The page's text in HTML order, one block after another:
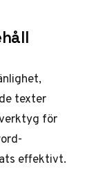
texter
för
effektivt.